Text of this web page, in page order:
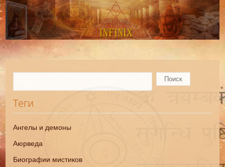
Теги
Ангелы и демоны
Аюрведа
Биографии мистиков